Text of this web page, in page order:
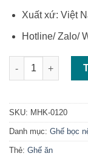
Xuất xứ: Việt
Hotline/ Zalo/
Ghế sắt bọc da
SKU: MHK-0120
Danh mục: Ghế bọc
Thẻ: Ghế ăn